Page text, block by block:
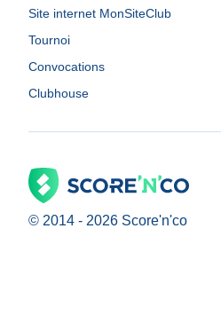
Site internet MonSiteClub
Tournoi
Convocations
Clubhouse
© 2014 - 2026 Score'n'co